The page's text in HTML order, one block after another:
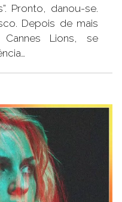
Pronto, danou-se.
Depois de mais
Lions, se